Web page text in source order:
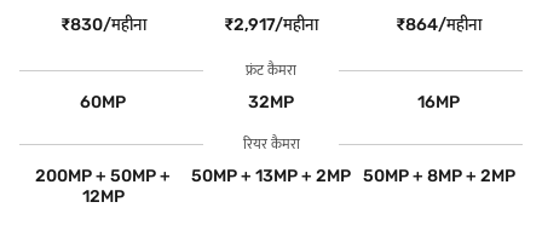
₹830/महीना ₹2,917/महीना ₹864/महीना
फ्रंट कैमरा
60MP 32MP 16MP
रियर कैमरा
200MP + 50MP +
12MP
50MP + 13MP + 2MP 50MP + 8MP + 2MP